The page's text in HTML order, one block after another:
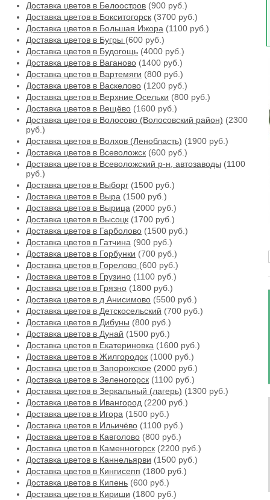
Доставка цветов в Белоостров (900 руб.)
Доставка цветов в Бокситогорск (3700 руб.)
Доставка цветов в Большая Ижора (1100 руб.)
Доставка цветов в Бугры (600 руб.)
Доставка цветов в Будогощь (4000 руб.)
Доставка цветов в Ваганово (1400 руб.)
Доставка цветов в Вартемяги (800 руб.)
Доставка цветов в Васкелово (1200 руб.)
Доставка цветов в Верхние Осельки (800 руб.)
Доставка цветов в Вещёво (1600 руб.)
Доставка цветов в Волосово (Волосовский район) (2300
руб.)
Доставка цветов в Волхов (Ленобласть) (1900 руб.)
Доставка цветов в Всеволожск (600 руб.)
Доставка цветов в Всеволожский р-н, автозаводы (1100
руб.)
Доставка цветов в Выборг (1500 руб.)
Доставка цветов в Выра (1500 руб.)
Доставка цветов в Вырица (2000 руб.)
Доставка цветов в Высоцк (1700 руб.)
Доставка цветов в Гарболово (1500 руб.)
Доставка цветов в Гатчина (900 руб.)
Доставка цветов в Горбунки (700 руб.)
Доставка цветов в Горелово (600 руб.)
Доставка цветов в Грузино (1100 руб.)
Доставка цветов в Грязно (1800 руб.)
Доставка цветов в д Анисимово (5500 руб.)
Доставка цветов в Детскосельский (700 руб.)
Доставка цветов в Дибуны (800 руб.)
Доставка цветов в Дунай (1500 руб.)
Доставка цветов в Екатериновка (1600 руб.)
Доставка цветов в Жилгородок (1000 руб.)
Доставка цветов в Запорожское (2000 руб.)
Доставка цветов в Зеленогорск (1100 руб.)
Доставка цветов в Зеркальный (лагерь) (1300 руб.)
Доставка цветов в Ивангород (2200 руб.)
Доставка цветов в Игора (1500 руб.)
Доставка цветов в Ильичёво (1100 руб.)
Доставка цветов в Кавголово (800 руб.)
Доставка цветов в Каменногорск (2200 руб.)
Доставка цветов в Каннельярви (1500 руб.)
Доставка цветов в Кингисепп (1800 руб.)
Доставка цветов в Кипень (600 руб.)
Доставка цветов в Кириши (1800 руб.)